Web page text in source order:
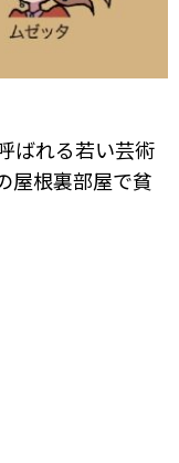
ばれる若い芸術
屋根裏部屋で貧